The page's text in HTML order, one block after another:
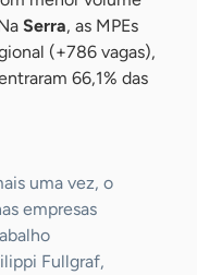
Serra, as MPEs
(+786 vagas),
66,1% das
uma vez, o
empresas
Fullgraf,